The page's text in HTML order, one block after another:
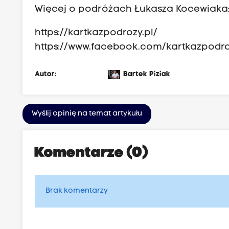
Więcej o podróżach Łukasza Kocewiaka:
https://kartkazpodrozy.pl/
https://www.facebook.com/
Autor: Bartek Piziak
Wyślij opinię na temat artykułu
Komentarze (0)
Brak komentarzy